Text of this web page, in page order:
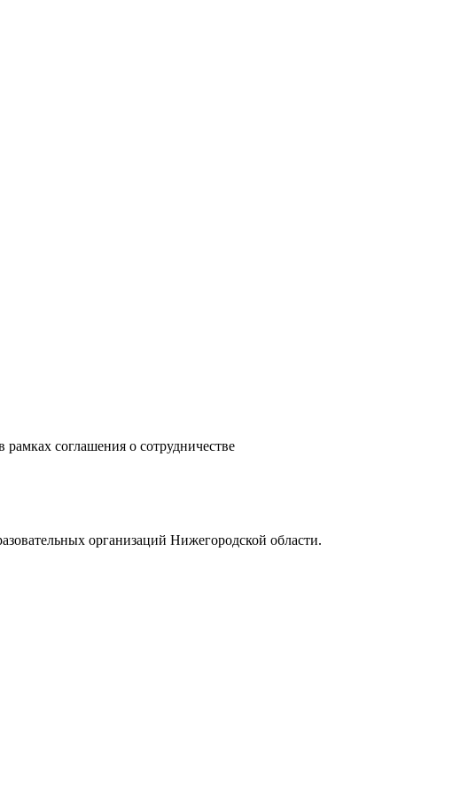
соглашения о сотрудничестве
организаций Нижегородской области.